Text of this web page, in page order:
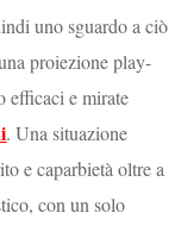
uno sguardo a ciò
proiezione play-
efficaci e mirate
. Una situazione
e caparbietà oltre a
con un solo